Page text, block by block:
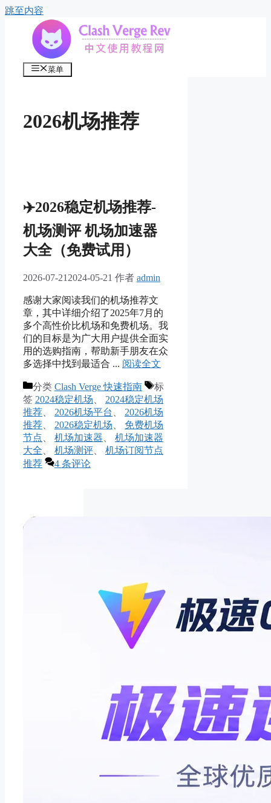
跳至内容
菜单
2026机场推荐
✈️2026稳定机场推荐-
机场测评 机场加速器
大全（免费试用）
2026-07-21 2024-05-21 作者 admin
感谢大家阅读我们的机场推荐文
章，其中详细介绍了2025年7月的
多个高性价比机场和免费机场。我
们的目标是为广大用户提供全面实
用的选购指南，帮助新手朋友在众
多选择中找到最适合 ... 阅读全文
分类 Clash Verge 快速指南
标
签 2024稳定机场
2024稳定机场
推荐
2026机场平台
2026机场
推荐
2026稳定机场
免费机场
节点
机场加速器
机场加速器
大全
机场测评
机场订阅节点
推荐
4 条评论